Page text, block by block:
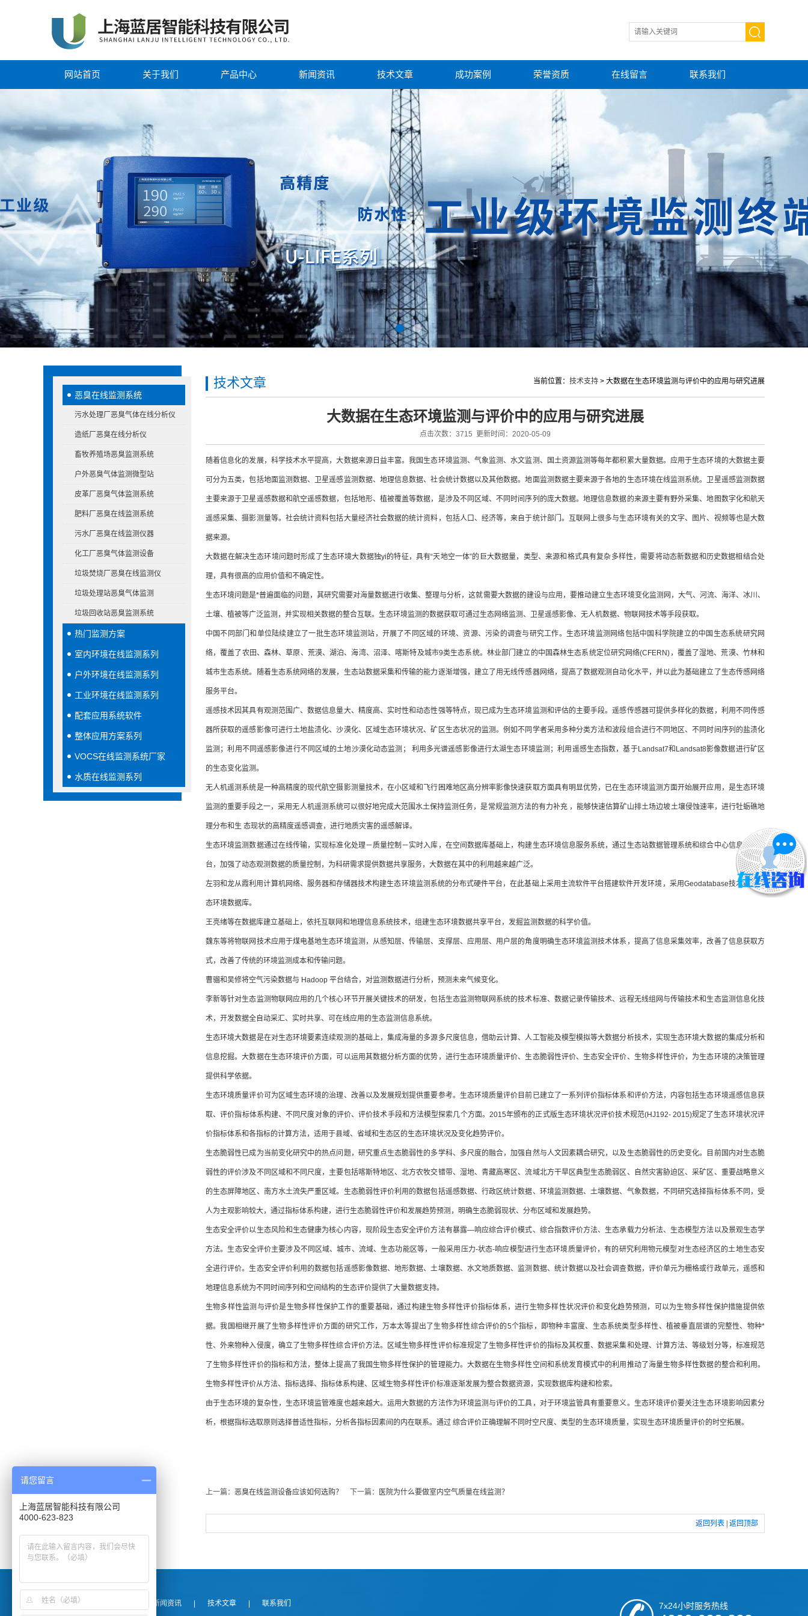
网站首页 关于我们 产品中心 新闻资讯 技术文章 成功案例 荣誉资质 在线留言 联系我们
恶臭在线监测系统
污水处理厂恶臭气体在线分析仪
造纸厂恶臭在线分析仪
畜牧养殖场恶臭监测系统
户外恶臭气体监测微型站
皮革厂恶臭气体监测系统
肥料厂恶臭在线监测系统
污水厂恶臭在线监测仪器
化工厂恶臭气体监测设备
垃圾焚烧厂恶臭在线监测仪
垃圾处理站恶臭气体监测
垃圾回收站恶臭监测系统
热门监测方案
室内环境在线监测系列
户外环境在线监测系列
工业环境在线监测系列
配套应用系统软件
整体应用方案系列
VOCS在线监测系统厂家
水质在线监测系列
当前位置： 技术支持 > 大数据在生态环境监测与评价中的应用与研究进展
技术文章
大数据在生态环境监测与评价中的应用与研究进展
点击次数：3715 更新时间：2020-05-09
随着信息化的发展，科学技术水平提高，大数据来源日益丰富。我国生态环境监测、气象监测、水文监测、国土资源监测等每年都积累大量数据。应用于生态环境的大数据主要
可分为五类，包括地面监测数据、卫星遥感监测数据、地理信息数据、社会统计数据以及其他数据。地面监测数据主要来源于各地的生态环境在线监测系统。卫星遥感监测数据
主要来源于卫星遥感数据和航空遥感数据，包括地形、植被覆盖等数据，是涉及不同区域、不同时间序列的庞大数据。地理信息数据的来源主要有野外采集、地图数字化和航天
遥感采集、摄影测量等。社会统计资料包括大量经济社会数据的统计资料，包括人口、经济等，来自于统计部门。互联网上很多与生态环境有关的文字、图片、视频等也是大数
据来源。
大数据在解决生态环境问题时形成了生态环境大数据独yi的特征，具有“天地空一体”的巨大数据量，类型、来源和格式具有复杂多样性，需要将动态新数据和历史数据相结合处
理，具有很高的应用价值和不确定性。
生态环境问题是*普遍面临的问题，其研究需要对海量数据进行收集、整理与分析，这就需要大数据的建设与应用，要推动建立生态环境变化监测网，大气、河流、海洋、冰川、
土壤、植被等广泛监测，并实现相关数据的整合互联。生态环境监测的数据获取可通过生态网络监测、卫星遥感影像、无人机数据、物联网技术等手段获取。
中国不同部门和单位陆续建立了一批生态环境监测站，开展了不同区域的环境、资源、污染的调查与研究工作。生态环境监测网络包括中国科学院建立的中国生态系统研究网
络，覆盖了农田、森林、草原、荒漠、湖泊、海湾、沼泽、喀斯特及城市9类生态系统。林业部门建立的中国森林生态系统定位研究网络(CFERN)，覆盖了湿地、荒漠、竹林和
城市生态系统。随着生态系统网络的发展，生态站数据采集和传输的能力逐渐增强，建立了用无线传感器网络，提高了数据观测自动化水平，并以此为基础建立了生态传感网络
服务平台。
遥感技术因其具有观测范围广、数据信息量大、精度高、实时性和动态性强等特点，现已成为生态环境监测和评估的主要手段。遥感传感器可提供多样化的数据，利用不同传感
器所获取的遥感影像可进行土地盐渍化、沙漠化、区域生态环境状况、矿区生态状况的监测。例如不同学者采用多种分类方法和波段组合进行不同地区、不同时间序列的盐渍化
监测；利用不同遥感影像进行不同区域的土地沙漠化动态监测； 利用多光谱遥感影像进行太湖生态环境监测；利用遥感生态指数，基于Landsat7和Landsat8影像数据进行矿区
的生态变化监测。
无人机遥测系统是一种高精度的现代航空摄影测量技术，在小区域和飞行困难地区高分辨率影像快速获取方面具有明显优势，已在生态环境监测方面开始展开应用，是生态环境
监测的重要手段之一，采用无人机遥测系统可以很好地完成大范围水土保持监测任务，是常规监测方法的有力补充 ，能够快速估算矿山排土场边坡土壤侵蚀速率，进行牡蛎礁地
理分布和生 态现状的高精度遥感调查，进行地质灾害的遥感解译。
生态环境监测数据通过在线传输，实现标准化处理－质量控制－实时入库，在空间数据库基础上，构建生态环境信息服务系统，通过生态站数据管理系统和综合中心信息共享平
台，加强了动态观测数据的质量控制，为科研需求提供数据共享服务，大数据在其中的利用越来越广泛。
左羽和龙从霞利用计算机网络、服务器和存储器技术构建生态环境监测系统的分布式硬件平台，在此基础上采用主流软件平台搭建软件开发环境，采用Geodatabase技术构建生
态环境数据库。
王亮绪等在数据库建立基础上，依托互联网和地理信息系统技术，组建生态环境数据共享平台，发掘监测数据的科学价值。
魏东等将物联网技术应用于煤电基地生态环境监测，从感知层、传输层、支撑层、应用层、用户层的角度明确生态环境监测技术体系，提高了信息采集效率，改善了信息获取方
式，改善了传统的环境监测成本和传输问题。
曹骝和吴修将空气污染数据与 Hadoop 平台结合，对监测数据进行分析，预测未来气候变化。
李新等针对生态监测物联网应用的几个核心环节开展关键技术的研发，包括生态监测物联网系统的技术标准、数据记录传输技术、远程无线组网与传输技术和生态监测信息化技
术，开发数据全自动采汇、实时共享、可在线应用的生态监测信息系统。
生态环境大数据是在对生态环境要素连续观测的基础上，集成海量的多源多尺度信息，借助云计算、人工智能及模型模拟等大数据分析技术，实现生态环境大数据的集成分析和
信息挖掘。大数据在生态环境评价方面，可以运用其数据分析方面的优势，进行生态环境质量评价、生态脆弱性评价、生态安全评价、生物多样性评价，为生态环境的决策管理
提供科学依据。
生态环境质量评价可为区域生态环境的治理、改善以及发展规划提供重要参考。生态环境质量评价目前已建立了一系列评价指标体系和评价方法，内容包括生态环境遥感信息获
取、评价指标体系构建、不同尺度对象的评价、评价技术手段和方法模型探索几个方面。2015年颁布的正式版生态环境状况评价技术规范(HJ192- 2015)规定了生态环境状况评
价指标体系和各指标的计算方法，适用于县域、省域和生态区的生态环境状况及变化趋势评价。
生态脆弱性已成为当前变化研究中的热点问题，研究重点生态脆弱性的多学科、多尺度的融合，加强自然与人文因素耦合研究，以及生态脆弱性的历史变化。目前国内对生态脆
弱性的评价涉及不同区域和不同尺度，主要包括喀斯特地区、北方农牧交错带、湿地、青藏高寒区、流域北方干旱区典型生态脆弱区、自然灾害胁迫区、采矿区、重要战略意义
的生态屏障地区、南方水土流失严重区域。生态脆弱性评价利用的数据包括遥感数据、行政区统计数据、环境监测数据、土壤数据、气象数据，不同研究选择指标体系不同，受
人为主观影响较大，通过指标体系构建，进行生态脆弱性评价和发展趋势预测，明确生态脆弱现状、分布区域和发展趋势。
生态安全评价以生态风险和生态健康为核心内容，现阶段生态安全评价方法有暴露—响应综合评价模式、综合指数评价方法、生态承载力分析法、生态模型方法以及景观生态学
方法。生态安全评价主要涉及不同区域、城市、流域、生态功能区等，一般采用压力-状态-响应模型进行生态环境质量评价，有的研究利用物元模型对生态经济区的土地生态安
全进行评价。生态安全评价利用的数据包括遥感影像数据、地形数据、土壤数据、水文地质数据、监测数据、统计数据以及社会调查数据，评价单元为栅格或行政单元，遥感和
地理信息系统为不同时间序列和空间结构的生态评价提供了大量数据支持。
生物多样性监测与评价是生物多样性保护工作的重要基础，通过构建生物多样性评价指标体系，进行生物多样性状况评价和变化趋势预测，可以为生物多样性保护措施提供依
据。我国相继开展了生物多样性评价方面的研究工作，万本太等提出了生物多样性综合评价的5个指标，即物种丰富度、生态系统类型多样性、植被垂直层谱的完整性、物种*
性、外来物种入侵度，确立了生物多样性综合评价方法。区域生物多样性评价标准规定了生物多样性评价的指标及其权重、数据采集和处理、计算方法、等级划分等，标准规范
了生物多样性评价的指标和方法，整体上提高了我国生物多样性保护的管理能力。大数据在生物多样性空间和系统发育模式中的利用推动了海量生物多样性数据的整合和利用。
生物多样性评价从方法、指标选择、指标体系构建、区域生物多样性评价标准逐渐发展为整合数据资源，实现数据库构建和检索。
由于生态环境的复杂性，生态环境监管难度也越来越大。运用大数据的方法作为环境监测与评价的工具，对于环境监管具有重要意义。生态环境评价要关注生态环境影响因素分
析，根据指标选取原则选择普适性指标，分析各指标因素间的内在联系。通过 综合评价正确理解不同时空尺度、类型的生态环境质量，实现生态环境质量评价的时空拓展。
上一篇： 恶臭在线监测设备应该如何选购？ 下一篇： 医院为什么要做室内空气质量在线监测？
返回列表 返回顶部
关于我们 新闻资讯 技术文章 联系我们 7x24小时服务热线
请您留言
上海蓝居智能科技有限公司
4000-623-823